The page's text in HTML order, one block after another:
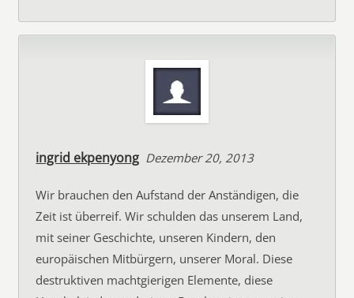
ingrid ekpenyong Dezember 20, 2013
Wir brauchen den Aufstand der Anständigen, die
Zeit ist überreif. Wir schulden das unserem Land,
mit seiner Geschichte, unseren Kindern, den
europäischen Mitbürgern, unserer Moral. Diese
destruktiven machtgierigen Elemente, diese